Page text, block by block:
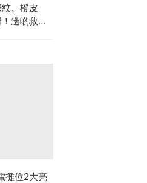
紋、橙皮
邊啲救得
攤位2大亮